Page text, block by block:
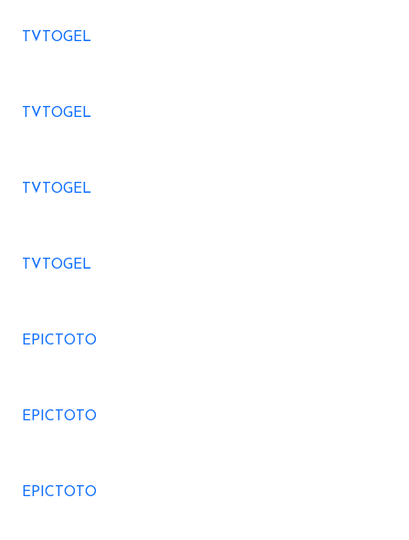
TVTOGEL
TVTOGEL
TVTOGEL
TVTOGEL
EPICTOTO
EPICTOTO
EPICTOTO